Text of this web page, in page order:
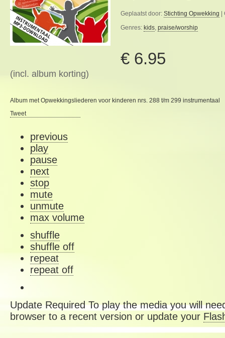
Geplaatst door: Stichting Opwekking
Genres: kids, praise/worship
€ 6.95
(incl. album korting)
Album met Opwekkingsliederen voor kinderen nrs. 288 t/m 299 instrumentaal
Tweet
previous
play
pause
next
stop
mute
unmute
max volume
shuffle
shuffle off
repeat
repeat off
Update RequiredTo play the media you will
browser to a recent version or update your